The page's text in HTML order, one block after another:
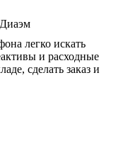
легко искать
и расходные
сделать заказ и